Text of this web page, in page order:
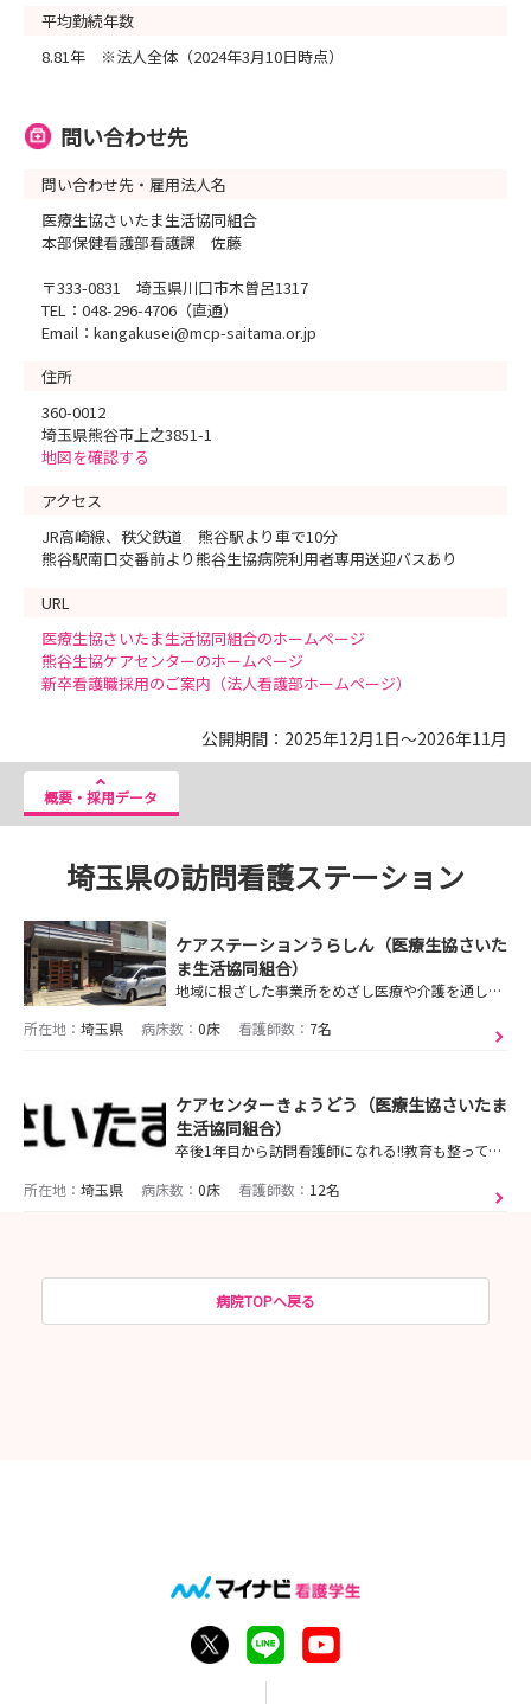
平均勤続年数
8.81年 ※法人全体（2024年3月10日時点）
問い合わせ先
問い合わせ先・雇用法人名
医療生協さいたま生活協同組合
本部保健看護部看護課 佐藤
〒333-0831 埼玉県川口市木曽呂1317
TEL：048-296-4706（直通）
Email：kangakusei@mcp-saitama.or.jp
住所
360-0012
埼玉県熊谷市上之3851-1
地図を確認する
アクセス
JR高崎線、秩父鉄道 熊谷駅より車で10分
熊谷駅南口交番前より熊谷生協病院利用者専用送迎バスあり
URL
医療生協さいたま生活協同組合のホームページ
熊谷生協ケアセンターのホームページ
新卒看護職採用のご案内（法人看護部ホームページ）
公開期間：2025年12月1日～2026年11月
概要・採用データ
埼玉県の訪問看護ステーション
ケアステーションうらしん（医療生協さいた
ま生活協同組合）
地域に根ざした事業所をめざし医療や介護を通してつながりを大切に
所在地： 埼玉県 病床数： 0床 看護師数： 7名
ケアセンターきょうどう（医療生協さいたま
生活協同組合）
卒後1年目から訪問看護師になれる!!教育も整っています。看護体験受付中！
所在地： 埼玉県 病床数： 0床 看護師数： 12名
病院TOPへ戻る